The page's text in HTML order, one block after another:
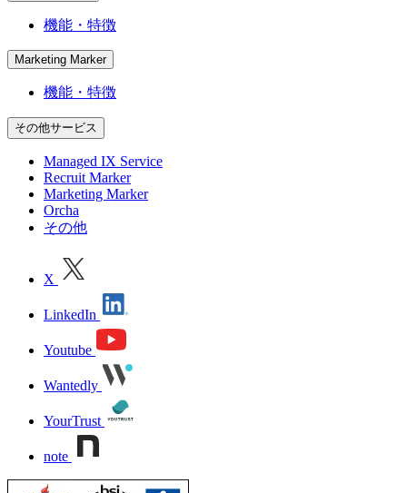
機能・特徴
Marketing Marker
機能・特徴
その他サービス
Managed IX Service
Recruit Marker
Marketing Marker
Orcha
その他
X
LinkedIn
Youtube
Wantedly
YourTrust
note